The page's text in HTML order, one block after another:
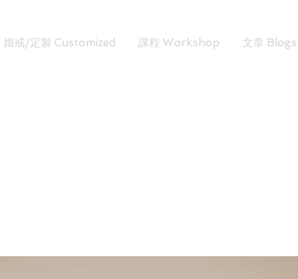
婚戒/定製 Customized 課程 Workshop 文章 Blogs